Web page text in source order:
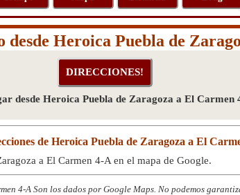
desde Heroica Puebla de
desde Heroica Puebla de Zaragoza a El Carmen
de Heroica Puebla de Zaragoza a El
a El Carmen 4-A en el mapa de Google.
4-A Son los dados por Google Maps. No podemos